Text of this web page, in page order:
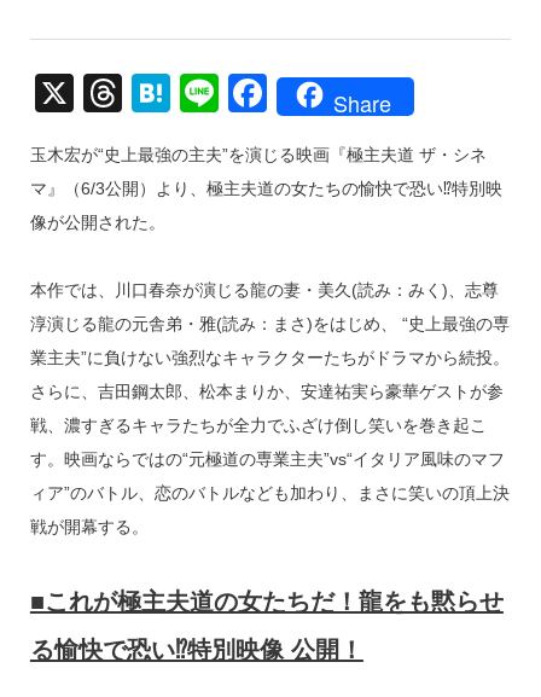
X
T
e
a
s
H
e
n
Li
e
F
c
e
o
o
k
Share
玉木宏が“史上最強の主夫”を演じる映画『極主夫道 ザ・シネ
マ』（6/3公開）より、極主夫道の女たちの愉快で恐い⁉特別映
像が公開された。
本作では、川口春奈が演じる龍の妻・美久(読み：みく)、志尊
淳演じる龍の元舎弟・雅(読み：まさ)をはじめ、 “史上最強の専
業主夫”に負けない強烈なキャラクターたちがドラマから続投。
さらに、吉田鋼太郎、松本まりか、安達祐実ら豪華ゲストが参
戦、濃すぎるキャラたちが全力でふざけ倒し笑いを巻き起こ
す。映画ならではの“元極道の専業主夫”vs“イタリア風味のマフ
ィア”のバトル、恋のバトルなども加わり、まさに笑いの頂上決
戦が開幕する。
■これが極主夫道の女たちだ！龍をも黙らせ
る愉快で恐い⁉特別映像 公開！